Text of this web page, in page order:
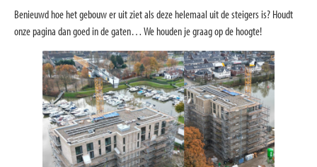
Benieuwd hoe het gebouw er uit ziet als deze helemaal uit de steigers is? Houdt
onze pagina dan goed in de gaten… We houden je graag op de hoogte!